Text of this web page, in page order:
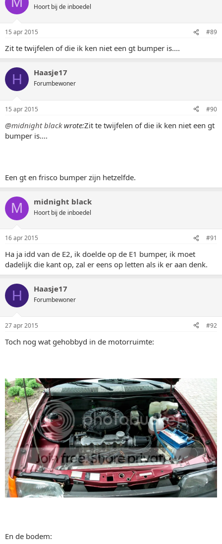
Hoort bij de inboedel
15 apr 2015 #89
Zit te twijfelen of die ik ken niet een gt bumper is....
H Haasje17
Forumbewoner
15 apr 2015 #90
@midnight blackwrote:Zit te twijfelen of die ik ken niet een gt
bumper is....
Een gt en frisco bumper zijn hetzelfde.
M midnight black
Hoort bij de inboedel
16 apr 2015 #91
Ha ja idd van de E2, ik doelde op de E1 bumper, ik moet
dadelijk die kant op, zal er eens op letten als ik er aan denk.
H Haasje17
Forumbewoner
27 apr 2015 #92
Toch nog wat gehobbyd in de motorruimte:
En de bodem: